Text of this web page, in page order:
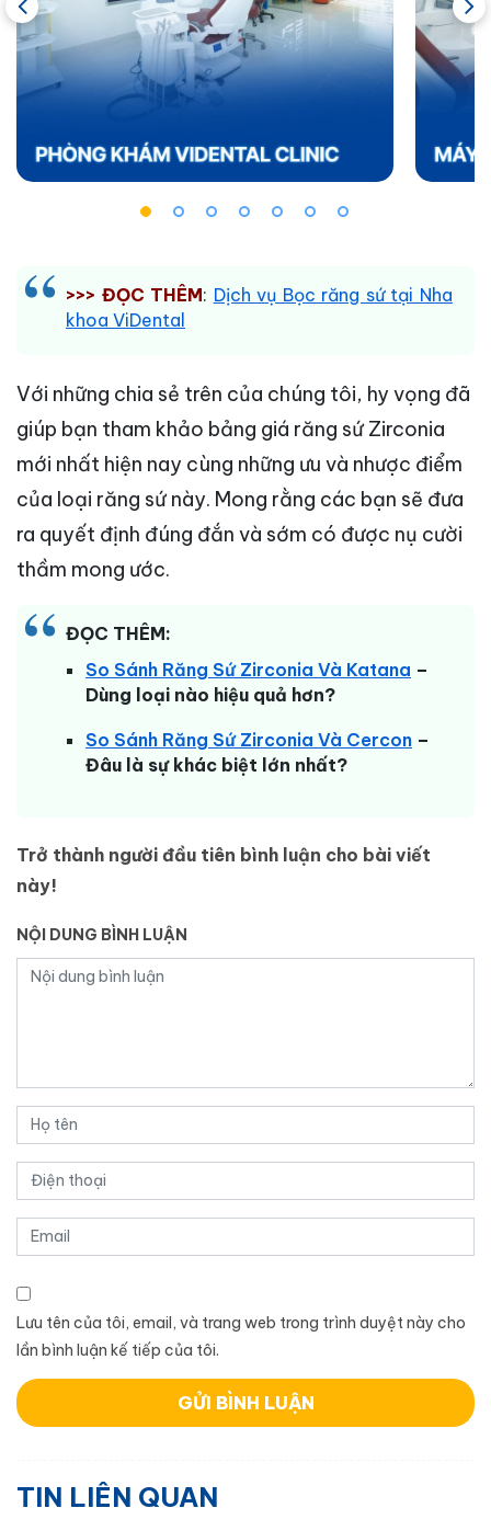
>>> ĐỌC THÊM: Dịch vụ Bọc răng sứ tại Nha
khoa ViDental
Với những chia sẻ trên của chúng tôi, hy vọng đã
giúp bạn tham khảo bảng giá răng sứ Zirconia
mới nhất hiện nay cùng những ưu và nhược điểm
của loại răng sứ này. Mong rằng các bạn sẽ đưa
ra quyết định đúng đắn và sớm có được nụ cười
thầm mong ước.
ĐỌC THÊM:
So Sánh Răng Sứ Zirconia Và Katana –
Dùng loại nào hiệu quả hơn?
So Sánh Răng Sứ Zirconia Và Cercon –
Đâu là sự khác biệt lớn nhất?
Trở thành người đầu tiên bình luận cho bài viết
này!
NỘI DUNG BÌNH LUẬN
Lưu tên của tôi, email, và trang web trong trình duyệt này cho
lần bình luận kế tiếp của tôi.
TIN LIÊN QUAN